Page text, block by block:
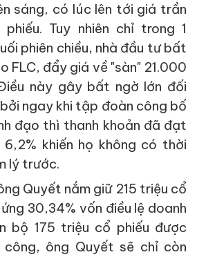
sáng, có lúc lên tới giá trần
Tuy nhiên chỉ trong 1
phiên chiều, nhà đầu tư bất
FLC, đẩy giá về "sàn" 21.000
này gây bất ngờ lớn đối
ngay khi tập đoàn công bố
đạo thì thanh khoản đã đạt
khiến họ không có thời
lý trước.
Quyết nắm giữ 215 triệu cổ
30,34% vốn điều lệ doanh
bộ 175 triệu cổ phiếu được
ông Quyết sẽ chỉ còn